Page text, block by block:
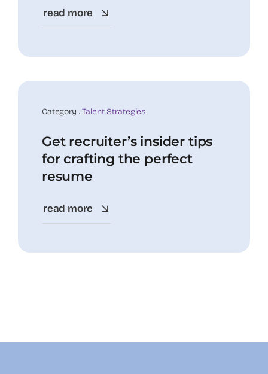
read more
Category :Talent Strategies
Get recruiter’s insider tips
for crafting the perfect
resume
read more